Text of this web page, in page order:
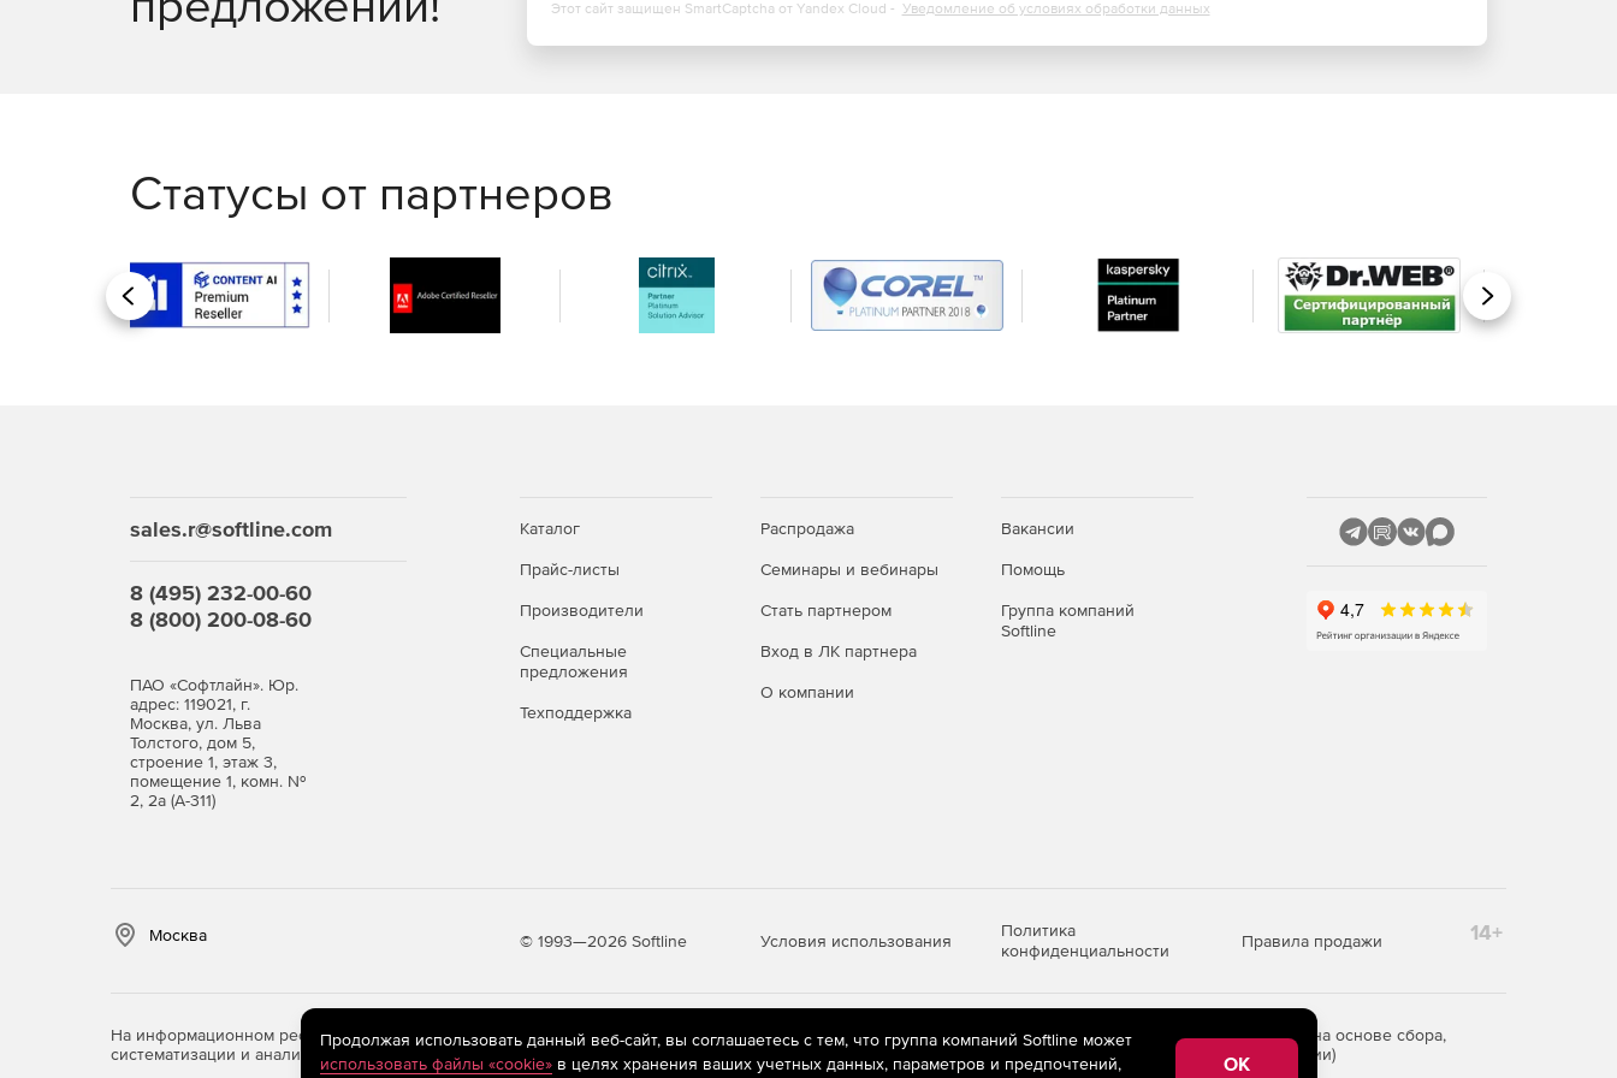
Этот сайт защищен SmartCaptcha от Yandex Cloud - Уведомление об условиях обработки данных
Статусы от партнеров
Назад Вперед
sales.r@softline.com
8 (495) 232-00-60
8 (800) 200-08-60
ПАО «Софтлайн». Юр.
адрес: 119021, г.
Москва, ул. Льва
Толстого, дом 5,
строение 1, этаж 3,
помещение 1, комн. №
2, 2а (А-311)
Каталог
Прайс-листы
Производители
Специальные
предложения
Техподдержка
Распродажа
Семинары и вебинары
Стать партнером
Вход в ЛК партнера
О компании
Вакансии
Помощь
Группа компаний
Softline
Москва © 1993—2026 Softline Условия использования
Политика
конфиденциальности
Правила продажи 14+
На информационном ресурсе store.softline.ru применяютсярекомендательные технологии(информационные технологии предоставления информации на основе сбора,
систематизации и анализа сведений, относящихся к предпочтениям пользователей сети «Интернет», находящихся на территории Российской Федерации)
Продолжая использовать данный веб-сайт, вы соглашаетесь с тем, что группа компаний Softline может
использовать файлы «cookie»в целях хранения ваших учетных данных, параметров и предпочтений, OK